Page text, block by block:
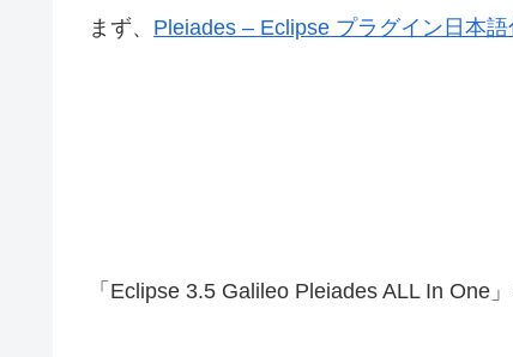
まず、 Pleiades – Eclipse プラグイン日本
「Eclipse 3.5 Galileo Pleiades ALL In One」